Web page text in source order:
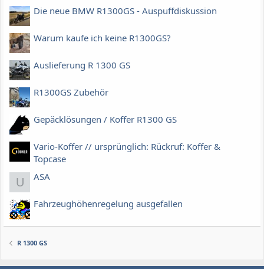
Die neue BMW R1300GS - Auspuffdiskussion
Warum kaufe ich keine R1300GS?
Auslieferung R 1300 GS
R1300GS Zubehör
Gepäcklösungen / Koffer R1300 GS
Vario-Koffer // ursprünglich: Rückruf: Koffer &
Topcase
U ASA
Fahrzeughöhenregelung ausgefallen
R 1300 GS